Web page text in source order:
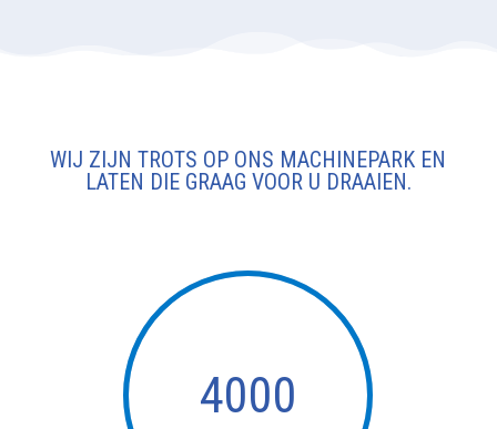
WIJ ZIJN TROTS OP ONS MACHINEPARK EN
LATEN DIE GRAAG VOOR U DRAAIEN.
4000